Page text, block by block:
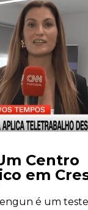
Centro
em
é um